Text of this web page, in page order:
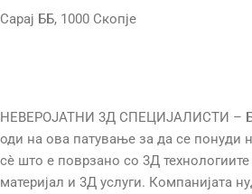
Сарај ББ, 1000 Скопје
НЕВЕРОЈАТНИ 3Д СПЕЦИЈАЛИСТИ –
оди на ова патување за да се понуди
сè што е поврзано со 3Д
материјал и 3Д услуги. Компанијата